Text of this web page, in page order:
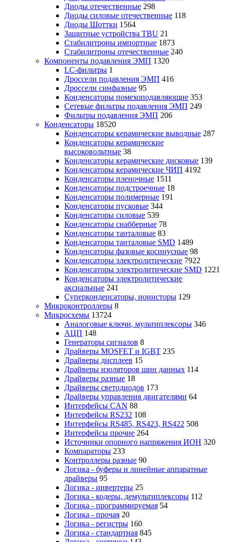
Диоды отечественные 298
Диоды силовые отечественные 118
Диоды Шоттки 1564
Защитные устройства TBU 21
Стабилитроны импортные 1873
Стабилитроны отечественные 240
Компоненты подавления ЭМП 1320
LC-фильтры 1
Дроссели подавления ЭМП 416
Дроссели синфазные 95
Конденсаторы помехоподавляющие 353
Сетевые фильтры подавления ЭМП 249
Фильтры подавления ЭМП 206
Конденсаторы 18520
Конденсаторы керамические выводные 287
Конденсаторы керамические
высоковольтные 38
Конденсаторы керамические дисковые 139
Конденсаторы керамические ЧИП 4192
Конденсаторы пленочные 1511
Конденсаторы подстроечные 18
Конденсаторы полимерные 191
Конденсаторы пусковые 344
Конденсаторы силовые 539
Конденсаторы снабберные 78
Конденсаторы танталовые 83
Конденсаторы танталовые SMD 1489
Конденсаторы фазовые косинусные 98
Конденсаторы электролитические 7922
Конденсаторы электролитические SMD 1221
Конденсаторы электролитические
аксиальные 241
Суперконденсаторы, ионисторы 129
Микроконтроллеры 8
Микросхемы 13724
Аналоговые ключи, мультиплексоры 346
АЦП 148
Генераторы сигналов 8
Драйверы MOSFET и IGBT 235
Драйверы дисплеев 15
Драйверы изоляторов шин данных 114
Драйверы разные 18
Драйверы светодиодов 173
Драйверы управления двигателями 64
Интерфейсы CAN 88
Интерфейсы RS232 108
Интерфейсы RS485, RS423, RS422 508
Интерфейсы прочие 264
Источники опорного напряжения ИОН 320
Компараторы 233
Контроллеры разные 90
Логика - буферы и линейные аппаратные
драйверы 95
Логика - инвертеры 25
Логика - кодеры, демультиплексоры 112
Логика - программируемая 54
Логика - прочая 20
Логика - регистры 160
Логика - стандартная 845